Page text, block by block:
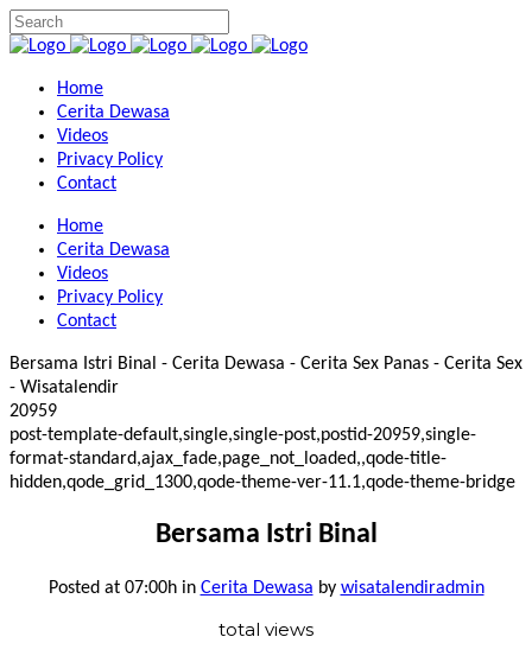
Home
Cerita Dewasa
Videos
Privacy Policy
Contact
Home
Cerita Dewasa
Videos
Privacy Policy
Contact
Bersama Istri Binal - Cerita Dewasa - Cerita Sex Panas - Cerita Sex
- Wisatalendir
20959
post-template-default,single,single-post,postid-20959,single-
format-standard,ajax_fade,page_not_loaded,,qode-title-
hidden,qode_grid_1300,qode-theme-ver-11.1,qode-theme-bridge
Bersama Istri Binal
Posted at 07:00hin Cerita Dewasa by wisatalendiradmin
total views